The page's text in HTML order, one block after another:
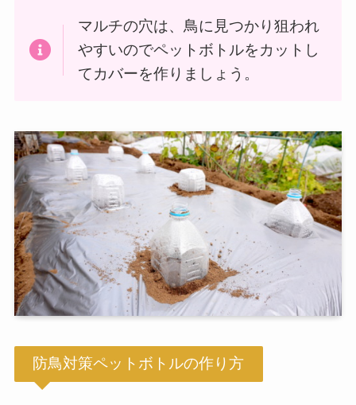
マルチの穴は、鳥に見つかり狙われ
やすいのでペットボトルをカットし
てカバーを作りましょう。
防鳥対策ペットボトルの作り方